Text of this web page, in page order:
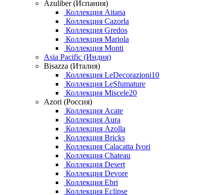
Azuliber (Испания)
Коллекция Aitana
Коллекция Cazorla
Коллекция Gredos
Коллекция Mariola
Коллекция Monti
Asia Pacific (Индия)
Bisazza (Италия)
Коллекция LeDecorazioni10
Коллекция LeSfumature
Коллекция Miscele20
Azori (Россия)
Коллекция Acate
Коллекция Aura
Коллекция Azolla
Коллекция Bricks
Коллекция Calacatta Ivori
Коллекция Chateau
Коллекция Desert
Коллекция Devore
Коллекция Ebri
Коллекция Eclipse